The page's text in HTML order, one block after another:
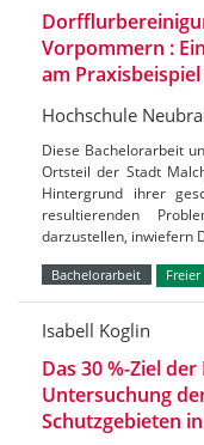
Vorpommern :
am
Hochschule
Diese Bachelorarbeit
Ortsteil der Stadt
Hintergrund ihrer
resultierenden
darzustellen, inwiefern
Bachelorarbeit Freier
Isabell Koglin
Das 30 %-Ziel
Untersuchung
Schutzgebieten